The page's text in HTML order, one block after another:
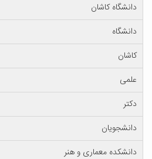
دانشگاه کاشان
دانشگاه
کاشان
علمی
دکتر
دانشجویان
دانشکده معماری و هنر